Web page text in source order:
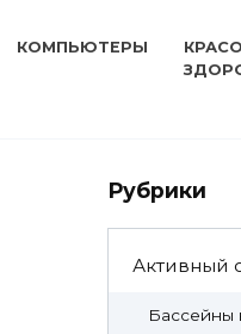
КОМПЬЮТЕРЫ
Рубрики
Активный
Бассейны